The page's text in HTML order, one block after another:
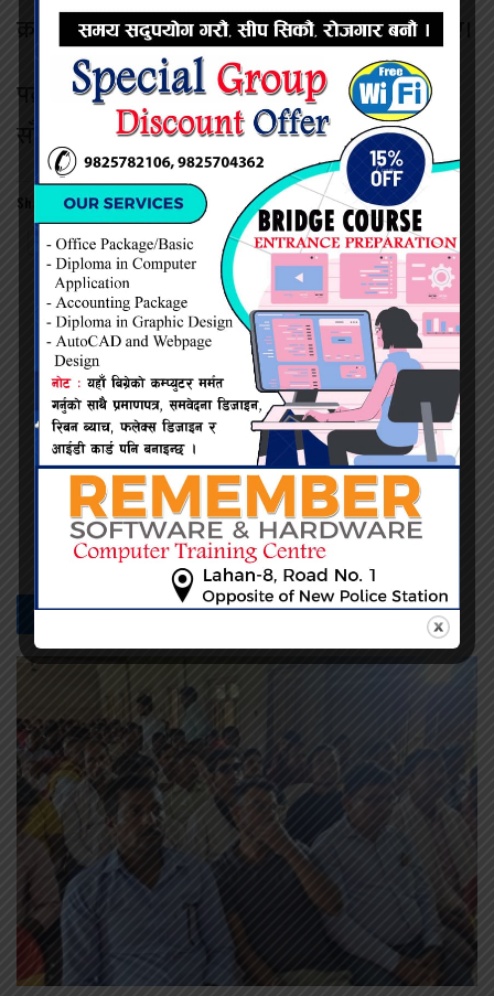
क्रममा युवा परिचालन समितिका संयोजक रहेका थिए।
पक्राउ परेका गिरीले आफूलाई राजनीतिक प्रतिशोध
साँध्न पक्राउ गरिएको बताएका छन्
Share this:
Twitter Facebook
नेत्र दैनिक
सम्बन्धित -समाचार